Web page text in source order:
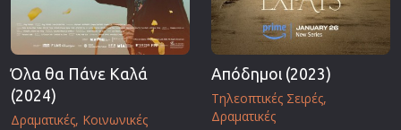
Όλα θα Πάνε Καλά
(2024)
Δραματικές Κοινωνικές
Απόδημοι (2023)
Τηλεοπτικές Σειρές
Δραματικές